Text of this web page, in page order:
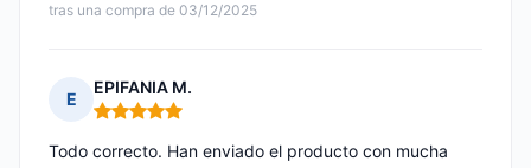
tras una compra de 03/12/2025
E
EPIFANIA M.
Nota: 5 de 5
Todo correcto. Han enviado el producto con mucha